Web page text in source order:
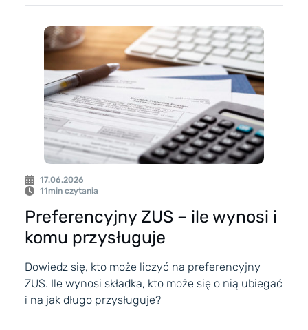
17.06.2026
11min czytania
Preferencyjny ZUS – ile wynosi i
komu przysługuje
Dowiedz się, kto może liczyć na preferencyjny
ZUS. Ile wynosi składka, kto może się o nią ubiegać
i na jak długo przysługuje?